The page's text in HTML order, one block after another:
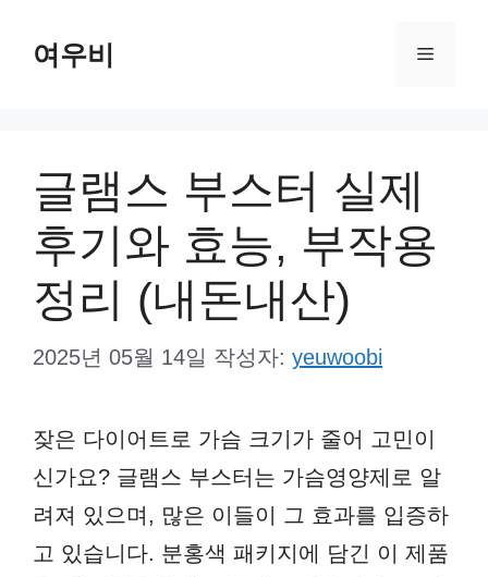
여우비 메
글램스 부스터 실제
후기와 효능, 부작용
정리 (내돈내산)
2025년 05월 14일 작성자: yeuwoobi
잦은 다이어트로 가슴 크기가 줄어 고민이
신가요? 글램스 부스터는 가슴영양제로 알
려져 있으며, 많은 이들이 그 효과를 입증하
고 있습니다. 분홍색 패키지에 담긴 이 제품